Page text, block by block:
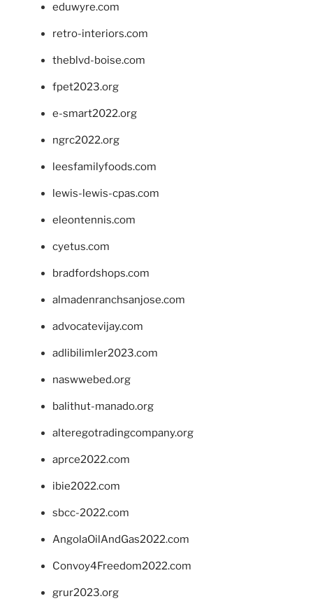
eduwyre.com
retro-interiors.com
theblvd-boise.com
fpet2023.org
e-smart2022.org
ngrc2022.org
leesfamilyfoods.com
lewis-lewis-cpas.com
eleontennis.com
cyetus.com
bradfordshops.com
almadenranchsanjose.com
advocatevijay.com
adlibilimler2023.com
naswwebed.org
balithut-manado.org
alteregotradingcompany.org
aprce2022.com
ibie2022.com
sbcc-2022.com
AngolaOilAndGas2022.com
Convoy4Freedom2022.com
grur2023.org